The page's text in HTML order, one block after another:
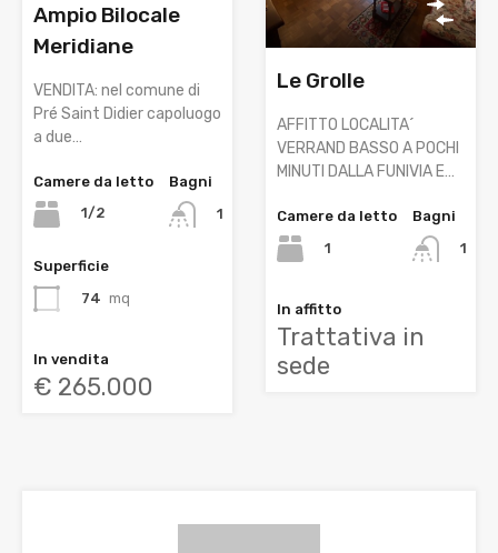
Ampio Bilocale
Meridiane
VENDITA: nel comune di
Pré Saint Didier capoluogo
a due…
Camere da letto
1/2
Bagni
1
Superficie
74 mq
In vendita
€ 265.000
Le Grolle
AFFITTO LOCALITA´
VERRAND BASSO A POCHI
MINUTI DALLA FUNIVIA E…
Camere da letto
1
Bagni
1
In affitto
Trattativa in
sede